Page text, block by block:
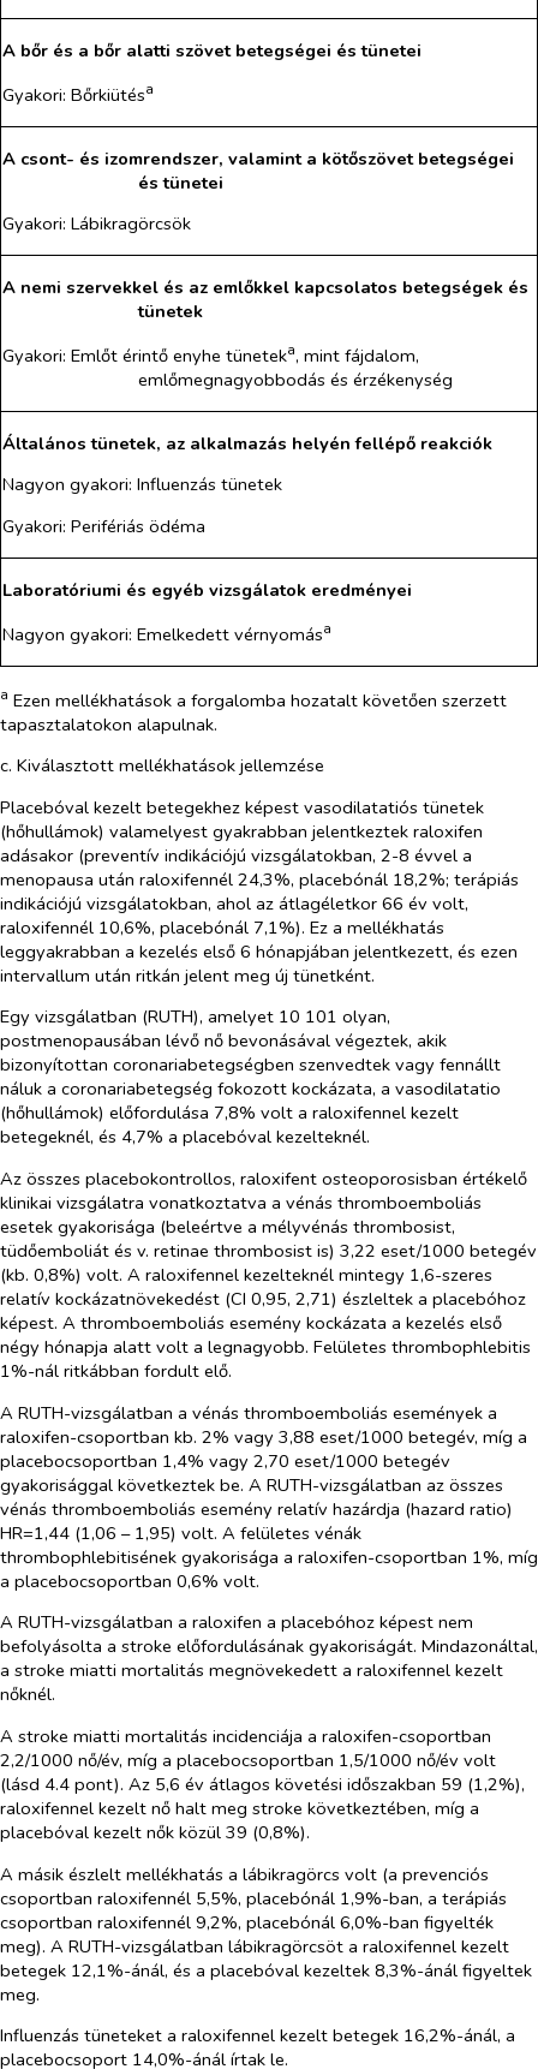
A bőr és a bőr alatti szövet betegségei és tünetei
Gyakori: Bőrkiütésa
A csont- és izomrendszer, valamint a kötőszövet betegségei
és tünetei
Gyakori: Lábikragörcsök
A nemi szervekkel és az emlőkkel kapcsolatos betegségek és
tünetek
Gyakori: Emlőt érintő enyhe tüneteka, mint fájdalom,
emlőmegnagyobbodás és érzékenység
Általános tünetek, az alkalmazás helyén fellépő reakciók
Nagyon gyakori: Influenzás tünetek
Gyakori: Perifériás ödéma
Laboratóriumi és egyéb vizsgálatok eredményei
Nagyon gyakori: Emelkedett vérnyomása
a Ezen mellékhatások a forgalomba hozatalt követően szerzett
tapasztalatokon alapulnak.
c. Kiválasztott mellékhatások jellemzése
Placebóval kezelt betegekhez képest vasodilatatiós tünetek
(hőhullámok) valamelyest gyakrabban jelentkeztek raloxifen
adásakor (preventív indikációjú vizsgálatokban, 2-8 évvel a
menopausa után raloxifennél 24,3%, placebónál 18,2%; terápiás
indikációjú vizsgálatokban, ahol az átlagéletkor 66 év volt,
raloxifennél 10,6%, placebónál 7,1%). Ez a mellékhatás
leggyakrabban a kezelés első 6 hónapjában jelentkezett, és ezen
intervallum után ritkán jelent meg új tünetként.
Egy vizsgálatban (RUTH), amelyet 10 101 olyan,
postmenopausában lévő nő bevonásával végeztek, akik
bizonyítottan coronariabetegségben szenvedtek vagy fennállt
náluk a coronariabetegség fokozott kockázata, a vasodilatatio
(hőhullámok) előfordulása 7,8% volt a raloxifennel kezelt
betegeknél, és 4,7% a placebóval kezelteknél.
Az összes placebokontrollos, raloxifent osteoporosisban értékelő
klinikai vizsgálatra vonatkoztatva a vénás thromboemboliás
esetek gyakorisága (beleértve a mélyvénás thrombosist,
tüdőemboliát és v. retinae thrombosist is) 3,22 eset/1000 betegév
(kb. 0,8%) volt. A raloxifennel kezelteknél mintegy 1,6-szeres
relatív kockázatnövekedést (CI 0,95, 2,71) észleltek a placebóhoz
képest. A thromboemboliás esemény kockázata a kezelés első
négy hónapja alatt volt a legnagyobb. Felületes thrombophlebitis
1%-nál ritkábban fordult elő.
A RUTH-vizsgálatban a vénás thromboemboliás események a
raloxifen-csoportban kb. 2% vagy 3,88 eset/1000 betegév, míg a
placebocsoportban 1,4% vagy 2,70 eset/1000 betegév
gyakorisággal következtek be. A RUTH-vizsgálatban az összes
vénás thromboemboliás esemény relatív hazárdja (hazard ratio)
HR=1,44 (1,06 – 1,95) volt. A felületes vénák
thrombophlebitisének gyakorisága a raloxifen-csoportban 1%, míg
a placebocsoportban 0,6% volt.
A RUTH-vizsgálatban a raloxifen a placebóhoz képest nem
befolyásolta a stroke előfordulásának gyakoriságát. Mindazonáltal,
a stroke miatti mortalitás megnövekedett a raloxifennel kezelt
nőknél.
A stroke miatti mortalitás incidenciája a raloxifen-csoportban
2,2/1000 nő/év, míg a placebocsoportban 1,5/1000 nő/év volt
(lásd 4.4 pont). Az 5,6 év átlagos követési időszakban 59 (1,2%),
raloxifennel kezelt nő halt meg stroke következtében, míg a
placebóval kezelt nők közül 39 (0,8%).
A másik észlelt mellékhatás a lábikragörcs volt (a prevenciós
csoportban raloxifennél 5,5%, placebónál 1,9%-ban, a terápiás
csoportban raloxifennél 9,2%, placebónál 6,0%-ban figyelték
meg). A RUTH-vizsgálatban lábikragörcsöt a raloxifennel kezelt
betegek 12,1%-ánál, és a placebóval kezeltek 8,3%-ánál figyeltek
meg.
Influenzás tüneteket a raloxifennel kezelt betegek 16,2%-ánál, a
placebocsoport 14,0%-ánál írtak le.